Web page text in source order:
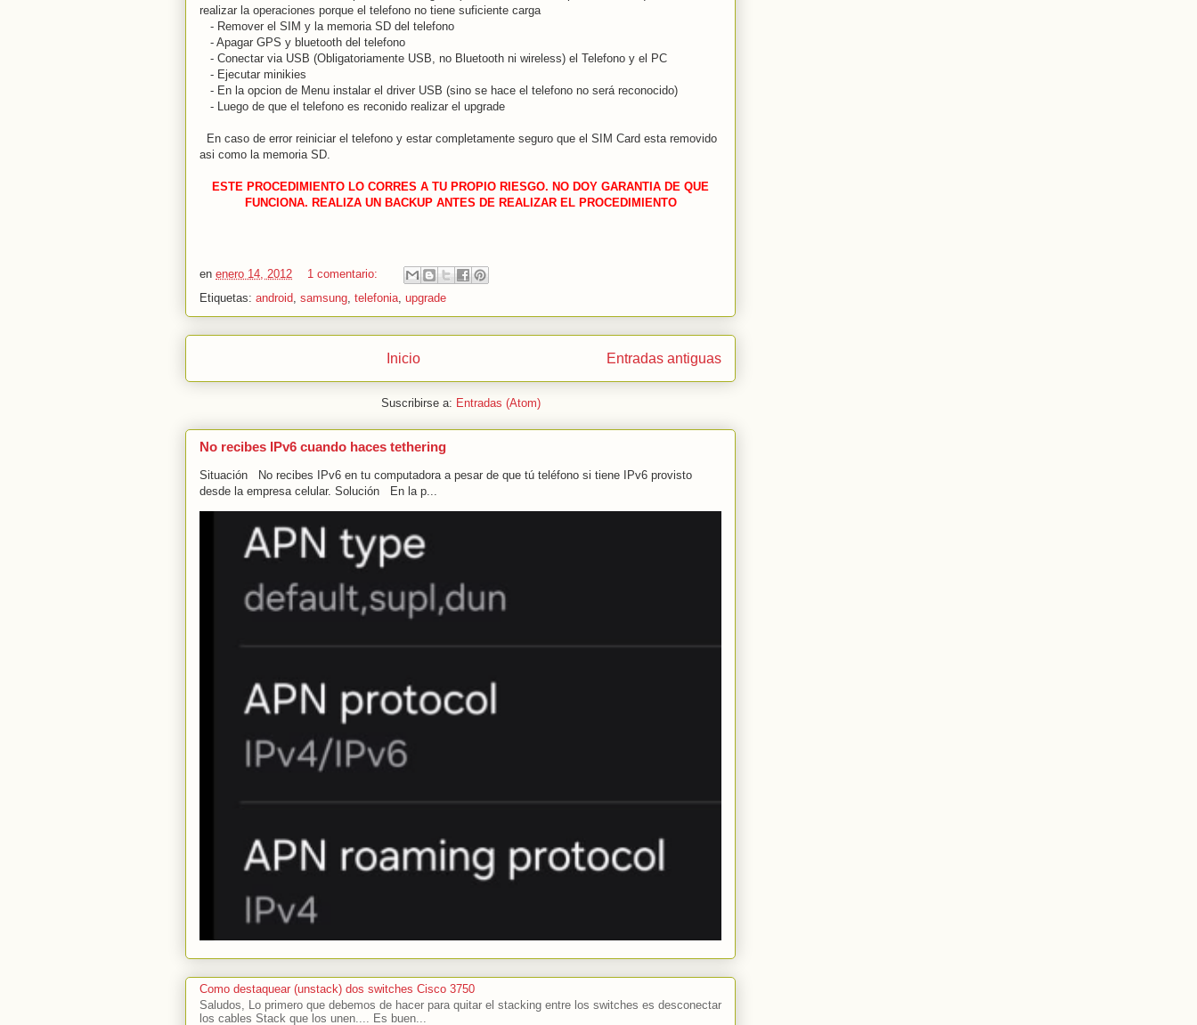
realizar la operaciones porque el telefono no tiene suficiente carga
- Remover el SIM y la memoria SD del telefono
- Apagar GPS y bluetooth del telefono
- Conectar via USB (Obligatoriamente USB, no Bluetooth ni wireless) el Telefono y el PC
- Ejecutar minikies
- En la opcion de Menu instalar el driver USB (sino se hace el telefono no será reconocido)
- Luego de que el telefono es reconido realizar el upgrade
En caso de error reiniciar el telefono y estar completamente seguro que el SIM Card esta removido
asi como la memoria SD.
ESTE PROCEDIMIENTO LO CORRES A TU PROPIO RIESGO. NO DOY GARANTIA DE QUE
FUNCIONA. REALIZA UN BACKUP ANTES DE REALIZAR EL PROCEDIMIENTO
en enero 14, 2012
1 comentario:
Etiquetas: android samsung telefonia upgrade
Entradas antiguas
Inicio
Suscribirse a: Entradas (Atom)
No recibes IPv6 cuando haces tethering
Situación No recibes IPv6 en tu computadora a pesar de que tú teléfono si tiene IPv6 provisto
desde la empresa celular. Solución En la p...
Como destaquear (unstack) dos switches Cisco 3750
Saludos, Lo primero que debemos de hacer para quitar el stacking entre los switches es desconectar
los cables Stack que los unen.... Es buen...